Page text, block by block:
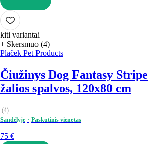
Į KREPŠELĮ
kiti variantai
+ Skersmuo (4)
Plaček Pet Products
Čiužinys Dog Fantasy Stripe
žalios spalvos, 120x80 cm
(4)
Sandėlyje
Paskutinis vienetas
75 €